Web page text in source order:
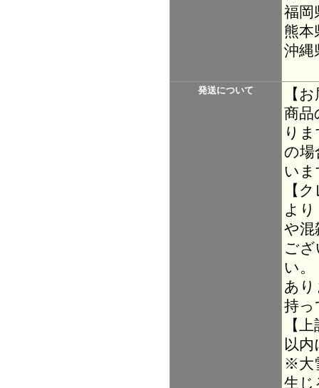
福
熊
沖縄
発送について
【
商品
り
の場
い
【
よ
や混
ご
い
あ
持っ
【
以内
※大
生じ